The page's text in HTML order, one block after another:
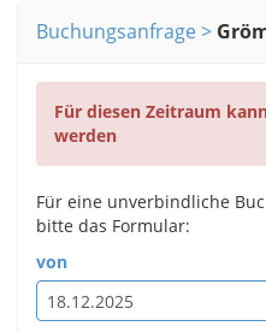
Buchungsanfrage
Für diesen Zeitraum
werden
Für eine unverbindliche
bitte das Formular:
von